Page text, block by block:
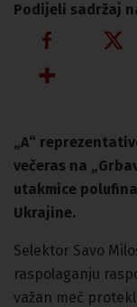
Podijeli sadržaj
„A“
večeras na
utakmice
Ukrajine.
Selektor Savo
raspolaganju
važan meč